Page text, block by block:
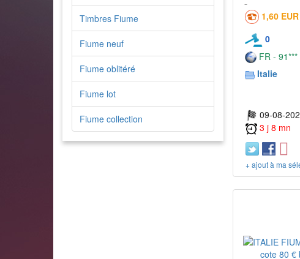
Timbres Fiume
Fiume neuf
Fiume oblitéré
Fiume lot
Fiume collection
1,60 EUR
0
FR - 91***
Italie
09-08-
3 j 8 mn
+ ajout à ma